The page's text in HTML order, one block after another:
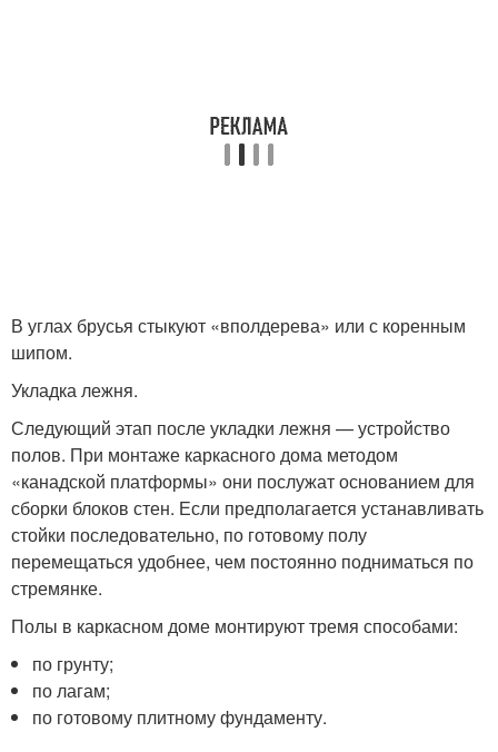
В углах брусья стыкуют «вполдерева» или с коренным
шипом.
Укладка лежня.
Следующий этап после укладки лежня — устройство
полов. При монтаже каркасного дома методом
«канадской платформы» они послужат основанием для
сборки блоков стен. Если предполагается устанавливать
стойки последовательно, по готовому полу
перемещаться удобнее, чем постоянно подниматься по
стремянке.
Полы в каркасном доме монтируют тремя способами:
по грунту;
по лагам;
по готовому плитному фундаменту.